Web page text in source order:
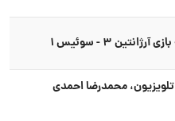
۳ - سوئیس ۱
محمدرضا احمدی